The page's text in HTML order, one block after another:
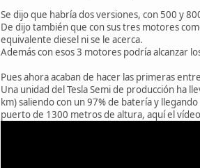
Se dijo que habría dos versiones, con 500 y
De dijo también que con sus tres motores
equivalente diesel ni se le acerca.
Además con esos 3 motores podría alcanzar
Pues ahora acaban de hacer las primeras
Una unidad del Tesla Semi de producción ha
km) saliendo con un 97% de batería y
puerto de 1300 metros de altura, aquí el